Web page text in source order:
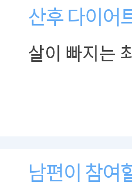
산후 다이어
살이 빠지는
남편이 참여